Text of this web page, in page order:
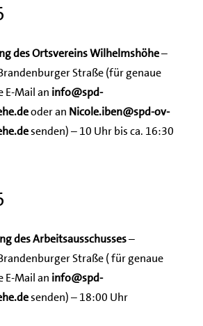
des Ortsvereins Wilhelmshöhe–
Straße (für genaue
E-Mail an info@spd-
oder an Nicole.iben@spd-ov-
senden) – 10 Uhr bis ca. 16:30
des Arbeitsausschusses–
Straße ( für genaue
E-Mail an info@spd-
senden) – 18:00 Uhr